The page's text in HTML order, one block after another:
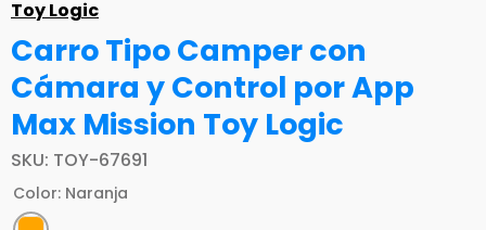
Toy Logic
Carro Tipo Camper con
Cámara y Control por App
Max Mission Toy Logic
SKU: TOY-67691
Color: Naranja